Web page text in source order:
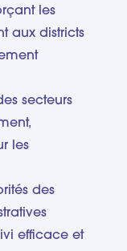
les
aux districts
secteurs
les
des
efficace et